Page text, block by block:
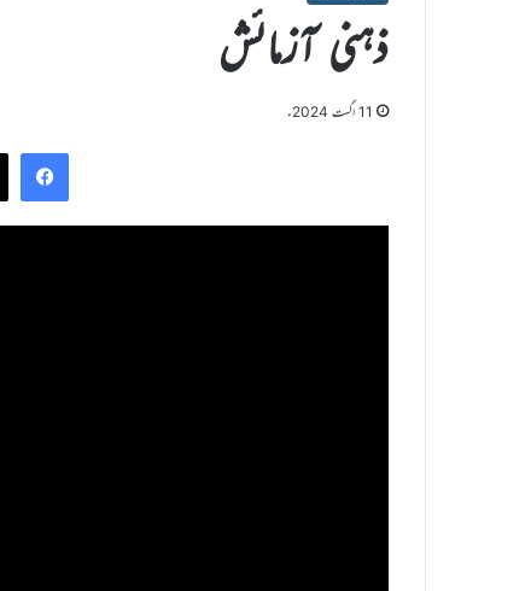
ذہنی آزمائش
11 اگست 2024ء